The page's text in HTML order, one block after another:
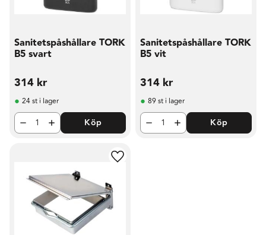
Sanitetspåshållare TORK
B5 svart
314 kr
24 st i lager
Köp
Sanitetspåshållare TORK
B5 vit
314 kr
89 st i lager
Köp
Lägg till i favoriter